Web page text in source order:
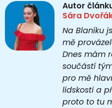
Autor
Sára
Na Blaníku
mě
Dnes mám
součástí
pro mě
lidskosti a
proto to tu